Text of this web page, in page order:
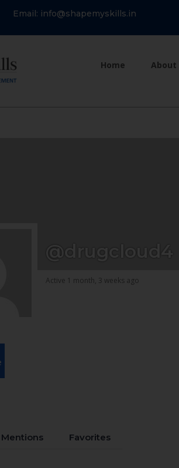
Email: info@shapemyskills.in
Home About
@drugcloud4
Active 1 month, 3 weeks ago
Mentions Favorites